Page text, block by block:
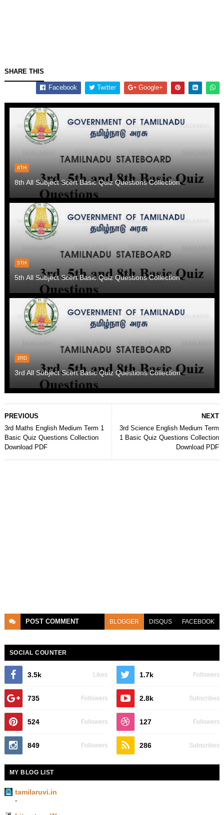
SHARE THIS
Facebook Twitter Google+
8TH
8th All Subject Scert Basic Quiz Questions Collection
5TH
5th All Subject Scert Basic Quiz Questions Collection
3RD
3rd All Subject Scert Basic Quiz Questions Collection
NEXT
3rd Science English Medium Term
1 Basic Quiz Questions Collection
Download PDF
PREVIOUS
3rd Maths English Medium Term 1
Basic Quiz Questions Collection
Download PDF
POST COMMENT BLOGGER DISQUS FACEBOOK
SOCIAL COUNTER
3.5k Likes 1.7k Followers
735 Followers 2.8k Subscribes
524 Followers 127 Followers
849 Followers 286 Subscribes
MY BLOG LIST
tamilaruvi.in
-